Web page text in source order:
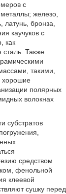
с
железо,
бронза,
каучуков с
как
сталь. Также
такими,
хорошие
полярных
волокнах
субстратов
средством
фенольной
клеевой
сушку перед